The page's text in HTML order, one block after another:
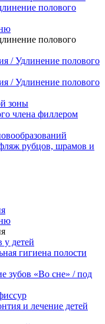
полового
полового
/ Удлинение полового
/ Удлинение полового
зоны
члена филлером
рубцов, шрамов и
у детей
гигиена полости
зубов «Во сне» / под
и лечение детей